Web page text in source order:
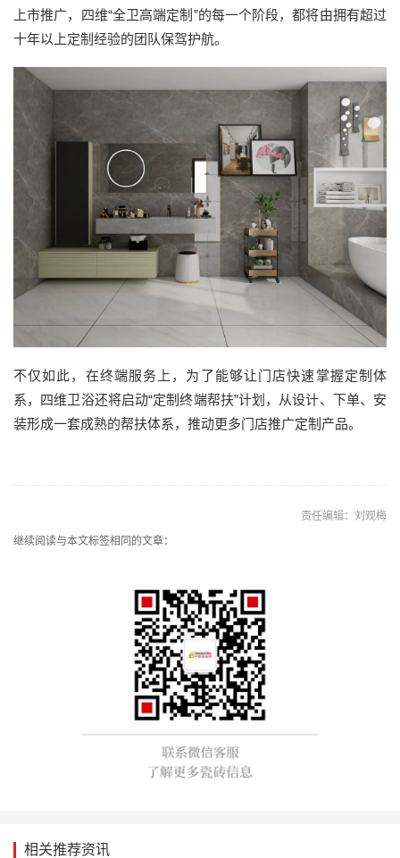
上市推广，四维“全卫高端定制”的每一个阶段，都将由拥有超过
十年以上定制经验的团队保驾护航。
不仅如此，在终端服务上，为了能够让门店快速掌握定制体
系，四维卫浴还将启动“定制终端帮扶”计划，从设计、下单、安
装形成一套成熟的帮扶体系，推动更多门店推广定制产品。
责任编辑：刘观梅
继续阅读与本文标签相同的文章：
相关推荐资讯